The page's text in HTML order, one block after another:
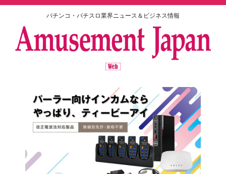
パチンコ・パチスロ業界ニュース＆ビジネス情報